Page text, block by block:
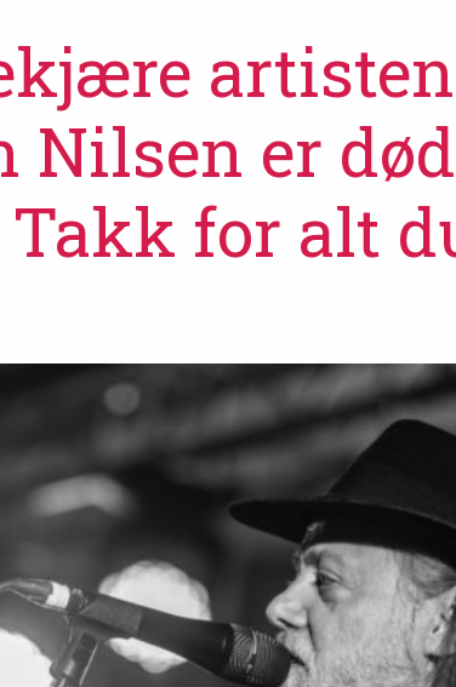
artisten
Nilsen er
for alt